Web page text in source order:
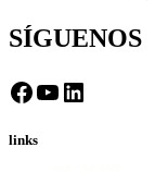
SÍGUENOS
Facebook
YouTube
LinkedIn
links